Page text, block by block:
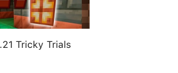
Tricky Trials